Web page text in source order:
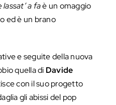
a faè un omaggio
ed è un brano
e seguite della nuova
quella di Davide
con il suo progetto
gli abissi del pop